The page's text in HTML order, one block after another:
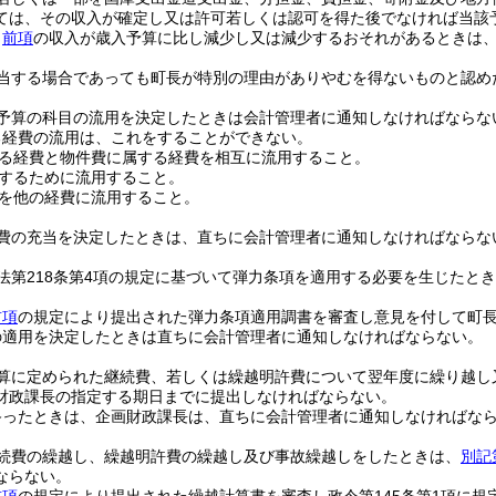
は、その収入が確定し又は許可若しくは認可を得た後でなければ当
前項の収入が歳入予算に比し減少し又は減少するおそれがあるとき
する場合であっても町長が特別の理由がありやむを得ないものと認
算の科目の流用を決定したときは会計管理者に通知しなければならな
費の流用は、これをすることができない。
経費と物件費に属する経費を相互に流用すること。
るために流用すること。
他の経費に流用すること。
の充当を決定したときは、直ちに会計管理者に通知しなければならな
第218条第4項の規定に基づいて弾力条項を適用する必要を生じたと
の規定により提出された弾力条項適用調書を審査し意見を付して町
用を決定したときは直ちに会計管理者に通知しなければならない。
に定められた継続費、若しくは繰越明許費について翌年度に繰り越
政課長の指定する期日までに提出しなければならない。
たときは、企画財政課長は、直ちに会計管理者に通知しなければな
費の繰越し、繰越明許費の繰越し及び事故繰越しをしたときは、 別記
ない。